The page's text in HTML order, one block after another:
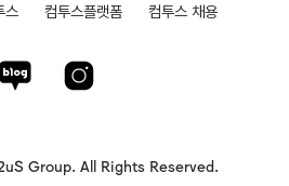
스 컴투스플랫폼 컴투스 채용
Group. All Rights Reserved.